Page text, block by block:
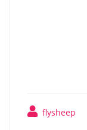
flysheep